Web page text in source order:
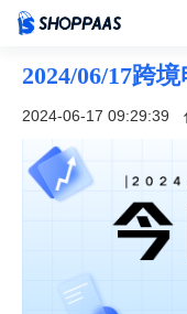
首页
定价
模板中心
2024/06/17跨
2024-06-17 09:29:39